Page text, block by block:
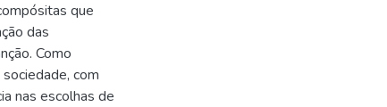
que
das
Como
com
nas escolhas de